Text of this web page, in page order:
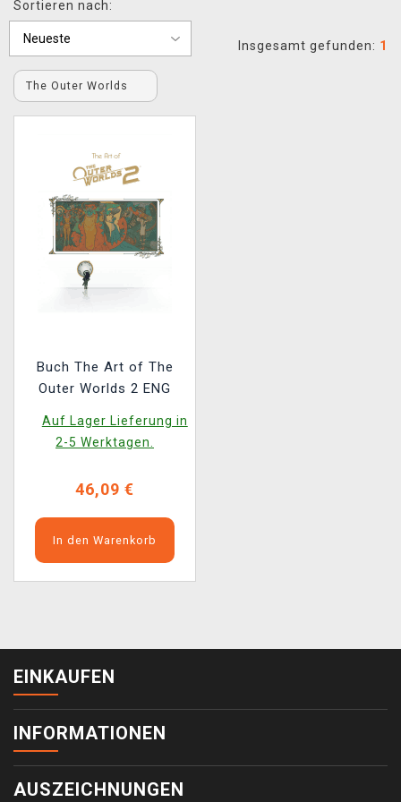
XZONE CLUB
Sortieren nach:
Insgesamt gefunden: 1
The Outer Worlds
Buch The Art of The
Outer Worlds 2 ENG
Auf Lager Lieferung in
2-5 Werktagen.
46,09 €
In den Warenkorb
EINKAUFEN
INFORMATIONEN
AUSZEICHNUNGEN